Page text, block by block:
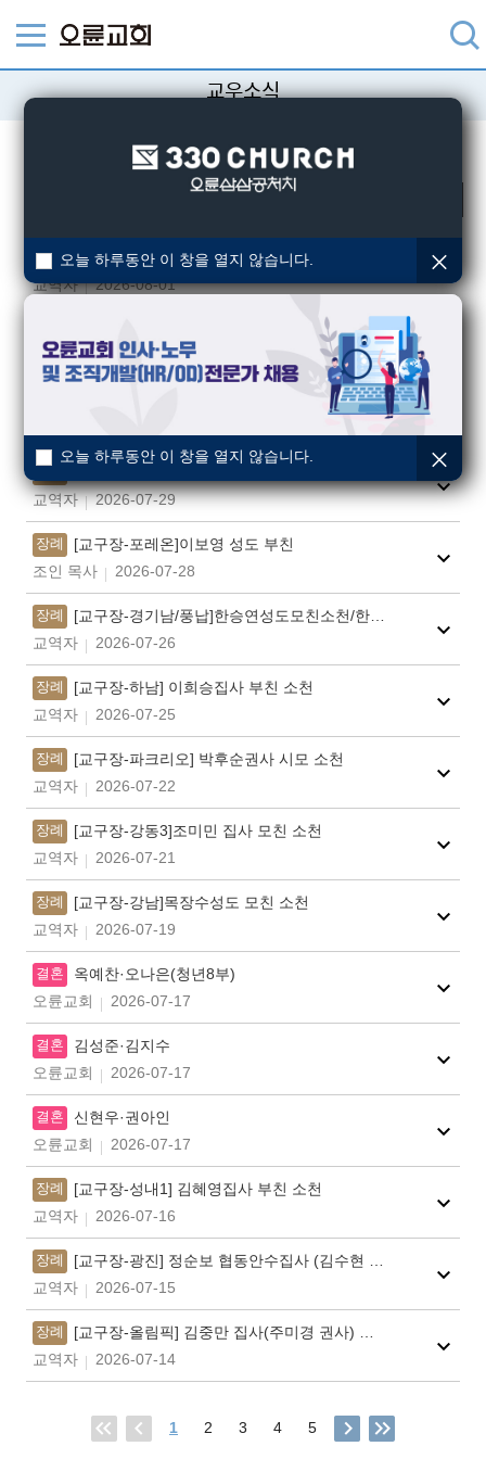
교우소식
성도님들의 다양한 소식을 알려드립니다.
장례
[교회장-하남] 故최화욱권사 소천
교역자
2026-08-01
이슬기(청년10부) · 최은지(청년10부)
오륜교회
2026-07-31
[교구장-경기남]김지선성도(이대희집사)부친 소천
교역자
2026-07-29
장례
[교구장-포레온]이보영 성도 부친
조인 목사
2026-07-28
장례
[교구장-경기남/풍납]한승연성도모친소천/한미정권사(김종학집사)모친
교역자
2026-07-26
장례
[교구장-하남] 이희승집사 부친 소천
교역자
2026-07-25
장례
[교구장-파크리오] 박후순권사 시모 소천
교역자
2026-07-22
장례
[교구장-강동3]조미민 집사 모친 소천
교역자
2026-07-21
장례
[교구장-강남]목장수성도 모친 소천
교역자
2026-07-19
결혼
옥예찬·오나은(청년8부)
오륜교회
2026-07-17
결혼
김성준·김지수
오륜교회
2026-07-17
결혼
신현우·권아인
오륜교회
2026-07-17
장례
[교구장-성내1] 김혜영집사 부친 소천
교역자
2026-07-16
장례
[교구장-광진] 정순보 협동안수집사 (김수현 협동권사) 모친 소천
교역자
2026-07-15
장례
[교구장-올림픽] 김중만 집사(주미경 권사) 모친 소천
교역자
2026-07-14
1 2 3 4 5
오늘 하루동안 이 창을 열지 않습니다.
오늘 하루동안 이 창을 열지 않습니다.